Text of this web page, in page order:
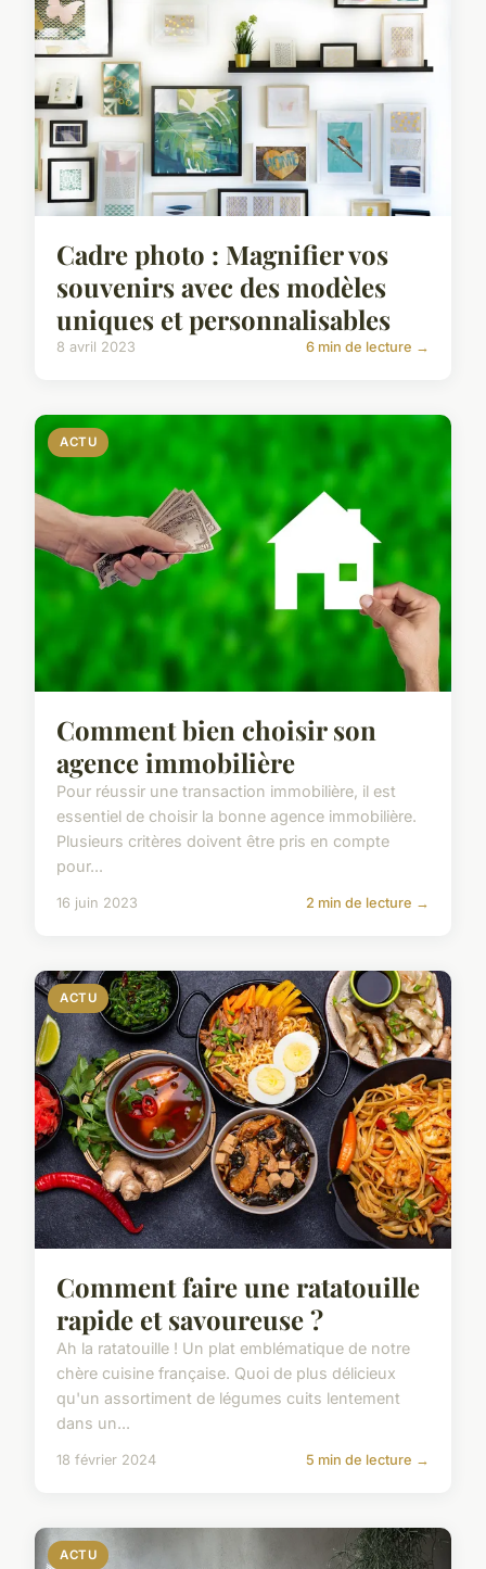
Cadre photo : Magnifier vos
souvenirs avec des modèles
uniques et personnalisables
8 avril 2023 6 min de lecture →
ACTU
Comment bien choisir son
agence immobilière
Pour réussir une transaction immobilière, il est
essentiel de choisir la bonne agence immobilière.
Plusieurs critères doivent être pris en compte
pour...
16 juin 2023 2 min de lecture →
ACTU
Comment faire une ratatouille
rapide et savoureuse ?
Ah la ratatouille ! Un plat emblématique de notre
chère cuisine française. Quoi de plus délicieux
qu'un assortiment de légumes cuits lentement
dans un...
18 février 2024 5 min de lecture →
ACTU